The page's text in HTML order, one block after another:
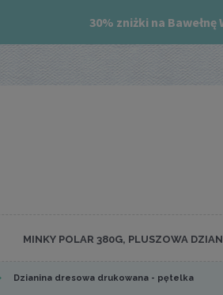
MINKY POLAR 380G, PLUSZOWA
Dzianina dresowa drukowana - pętelka